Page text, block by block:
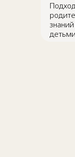
детьми